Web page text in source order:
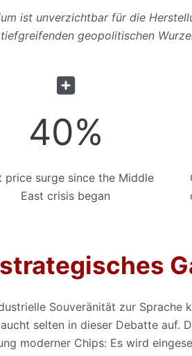
ist unverzichtbar für die
geopolitischen
40%
price surge since the Middle
East crisis began
Souveränität zur Sprache
selten in dieser Debatte auf.
moderner Chips: Es wird